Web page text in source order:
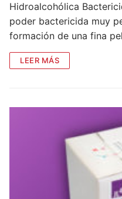
Hidroalcohólica
poder bactericida muy
formación de una fina
LEER MÁS